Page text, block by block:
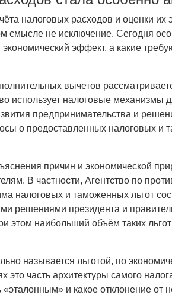
налоговых расходов и оценки их
смысле не исключение. Сегодня
эффект, а какие
вычетов
использует налоговые механизмы
предпринимательства и
о предоставленных налоговых и
причин и экономической
В частности, Агентство по
налоговых и таможенных льгот
решениями президента и
этом наибольший объём таких
называется льготой, по
это часть архитектуры самого
«эталонным» и какое отклонение от